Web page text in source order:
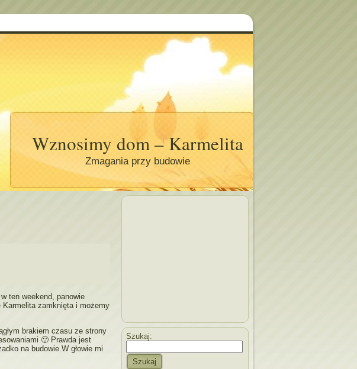
Wznosimy dom – Karmelita
Zmagania przy budowie
ten weekend, panowie
zamknięta i możemy
brakiem czasu ze strony
🙂 Prawda jest
na budowie.W głowie mi
Szukaj:
Szukaj